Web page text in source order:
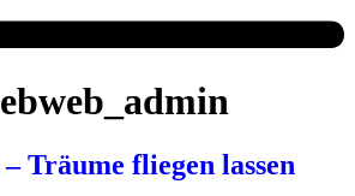
Träume fliegen lassen